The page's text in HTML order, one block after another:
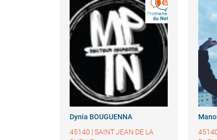
Dynia BOUGUENNA
45140 | SAINT JEAN DE LA